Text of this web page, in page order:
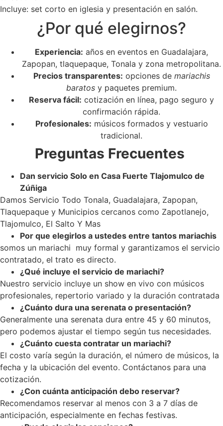
Incluye: set corto en iglesia y presentación en salón.
¿Por qué elegirnos?
Experiencia: años en eventos en Guadalajara,
Zapopan, tlaquepaque, Tonala y zona metropolitana.
Precios transparentes: opciones de mariachis
baratos y paquetes premium.
Reserva fácil: cotización en línea, pago seguro y
confirmación rápida.
Profesionales: músicos formados y vestuario
tradicional.
Preguntas Frecuentes
Dan servicio Solo en Casa Fuerte Tlajomulco de
Zúñiga
Damos Servicio Todo Tonala, Guadalajara, Zapopan,
Tlaquepaque y Municipios cercanos como Zapotlanejo,
Tlajomulco, El Salto Y Mas
Por que elegirlos a ustedes entre tantos mariachis
somos un mariachi muy formal y garantizamos el servicio
contratado, el trato es directo.
¿Qué incluye el servicio de mariachi?
Nuestro servicio incluye un show en vivo con músicos
profesionales, repertorio variado y la duración contratada
¿Cuánto dura una serenata o presentación?
Generalmente una serenata dura entre 45 y 60 minutos,
pero podemos ajustar el tiempo según tus necesidades.
¿Cuánto cuesta contratar un mariachi?
El costo varía según la duración, el número de músicos, la
fecha y la ubicación del evento. Contáctanos para una
cotización.
¿Con cuánta anticipación debo reservar?
Recomendamos reservar al menos con 3 a 7 días de
anticipación, especialmente en fechas festivas.